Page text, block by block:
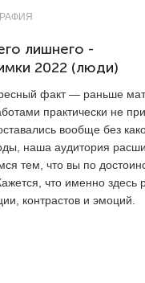
лишнего -
2022 (люди)
факт — раньше
практически не
вообще без
наша аудитория
тем, что вы по
что именно здесь
контрастов и эмоций.